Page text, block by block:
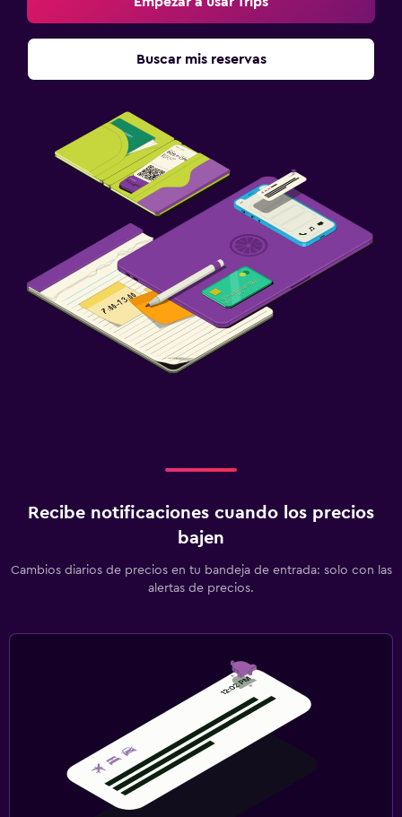
Buscar mis reservas
Recibe notificaciones cuando los precios
bajen
Cambios diarios de precios en tu bandeja de entrada: solo con las
alertas de precios.